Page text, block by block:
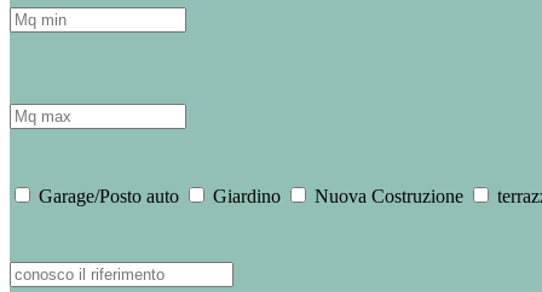
Garage/Posto auto Giardino Nuova Costruzione